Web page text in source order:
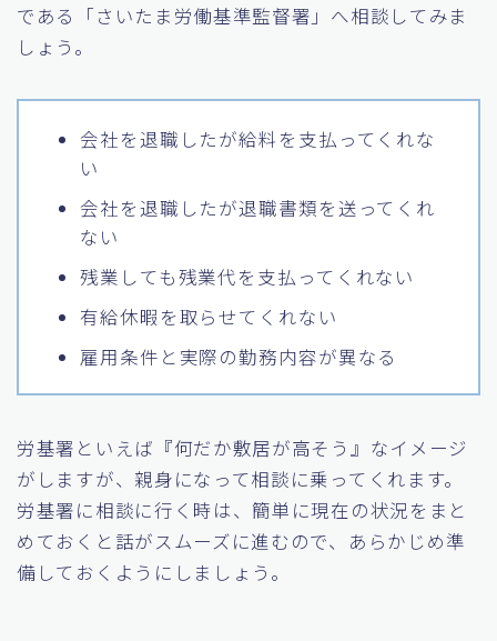
である「さいたま労働基準監督署」へ相談してみま
しょう。
会社を退職したが給料を支払ってくれな
い
会社を退職したが退職書類を送ってくれ
ない
残業しても残業代を支払ってくれない
有給休暇を取らせてくれない
雇用条件と実際の勤務内容が異なる
労基署といえば『何だか敷居が高そう』なイメージ
がしますが、親身になって相談に乗ってくれます。
労基署に相談に行く時は、簡単に現在の状況をまと
めておくと話がスムーズに進むので、あらかじめ準
備しておくようにしましょう。